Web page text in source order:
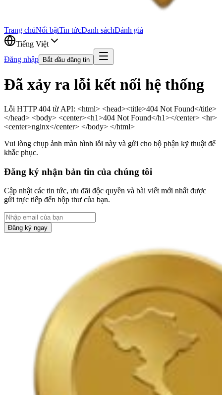
Trang chủNổi bậtTin tứcDanh sáchĐánh giá
Tiếng Việt
Đăng nhập
Bắt đầu đăng tin
Đã xảy ra lỗi kết nối hệ thống
Lỗi HTTP 404 từ API: <html> <head><title>404 Not Found</title>
</head> <body> <center><h1>404 Not Found</h1></center> <hr>
<center>nginx</center> </body> </html>
Vui lòng chụp ảnh màn hình lỗi này và gửi cho bộ phận kỹ thuật để
khắc phục.
Đăng ký nhận bản tin của chúng tôi
Cập nhật các tin tức, ưu đãi độc quyền và bài viết mới nhất được
gửi trực tiếp đến hộp thư của bạn.
Đăng ký ngay